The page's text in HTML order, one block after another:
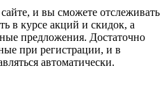
и вы сможете отслеживать
в курсе акций и скидок, а
предложения. Достаточно
при регистрации, и в
автоматически.